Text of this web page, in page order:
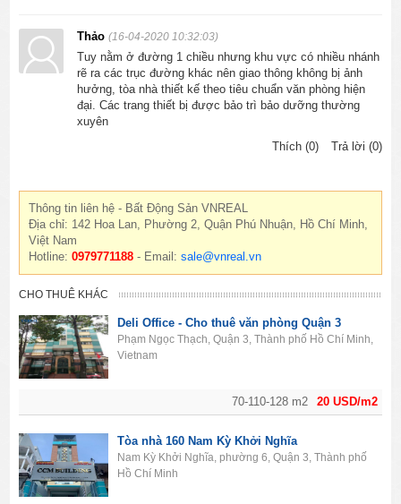
Thảo(16-04-2020 10:32:03)
Tuy nằm ở đường 1 chiều nhưng khu vực có nhiều nhánh
rẽ ra các trục đường khác nên giao thông không bị ảnh
hưởng, tòa nhà thiết kế theo tiêu chuẩn văn phòng hiện
đại. Các trang thiết bị được bảo trì bảo dưỡng thường
xuyên
Thích (0)
Trả lời (0)
Thông tin liên hệ - Bất Động Sản VNREAL
Địa chỉ: 142 Hoa Lan, Phường 2, Quận Phú Nhuận, Hồ Chí Minh,
Việt Nam
Hotline:0979771188 - Email:sale@vnreal.vn
CHO THUÊ KHÁC
20 USD/m2
70-110-128 m2
Deli Office - Cho thuê văn phòng Quận 3
Phạm Ngọc Thạch, Quận 3, Thành phố Hồ Chí Minh,
Vietnam
Tòa nhà 160 Nam Kỳ Khởi Nghĩa
Nam Kỳ Khởi Nghĩa, phường 6, Quận 3, Thành phố
Hồ Chí Minh